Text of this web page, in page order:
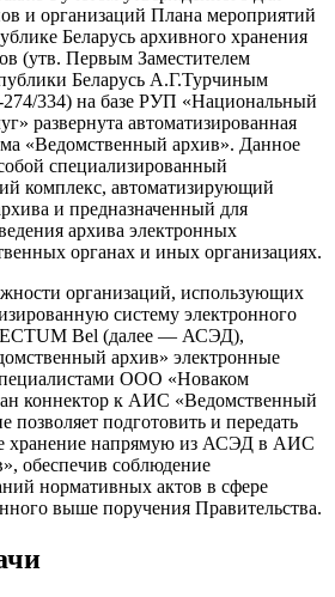
и организаций Плана мероприятий
Беларусь архивного хранения
(утв. Первым Заместителем
Беларусь А.Г.Турчиным
334) на базе РУП «Национальный
развернута автоматизированная
«Ведомственный архив». Данное
специализированный
комплекс, автоматизирующий
и предназначенный для
архива электронных
органах и иных организациях.
организаций, использующих
систему электронного
Bel (далее — АСЭД),
архив» электронные
ООО «Новаком
коннектор к АИС «Ведомственный
позволяет подготовить и передать
хранение напрямую из АСЭД в АИС
обеспечив соблюдение
нормативных актов в сфере
выше поручения Правительства.